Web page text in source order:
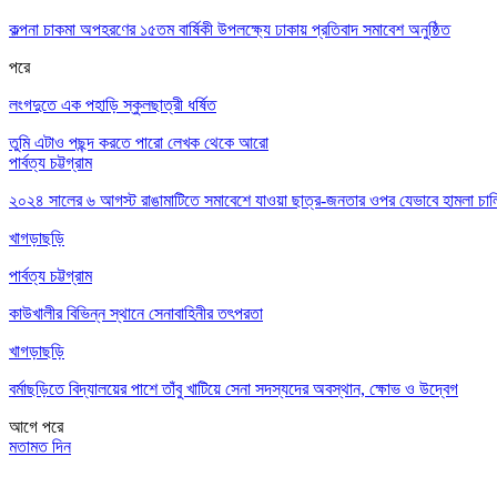
কল্পনা চাকমা অপহরণের ১৫তম বার্ষিকী উপলক্ষ্যে ঢাকায় প্রতিবাদ সমাবেশ অনুষ্ঠিত
পরে
লংগদুতে এক পহাড়ি স্কুলছাত্রী ধর্ষিত
তুমি এটাও পছন্দ করতে পারো লেখক থেকে আরো
পার্বত্য চট্টগ্রাম
২০২৪ সালের ৬ আগস্ট রাঙামাটিতে সমাবেশে যাওয়া ছাত্র-জনতার ওপর যেভাবে হামলা
খাগড়াছড়ি
পার্বত্য চট্টগ্রাম
কাউখালীর বিভিন্ন স্থানে সেনাবাহিনীর তৎপরতা
খাগড়াছড়ি
বর্মাছড়িতে বিদ্যালয়ের পাশে তাঁবু খাটিয়ে সেনা সদস্যদের অবস্থান, ক্ষোভ ও উদ্বেগ
আগে পরে
মতামত দিন